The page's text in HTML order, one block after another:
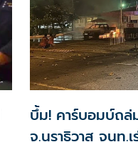
บึ้ม! คาร์บอมบ์ถล่
จ.นราธิวาส จนท.